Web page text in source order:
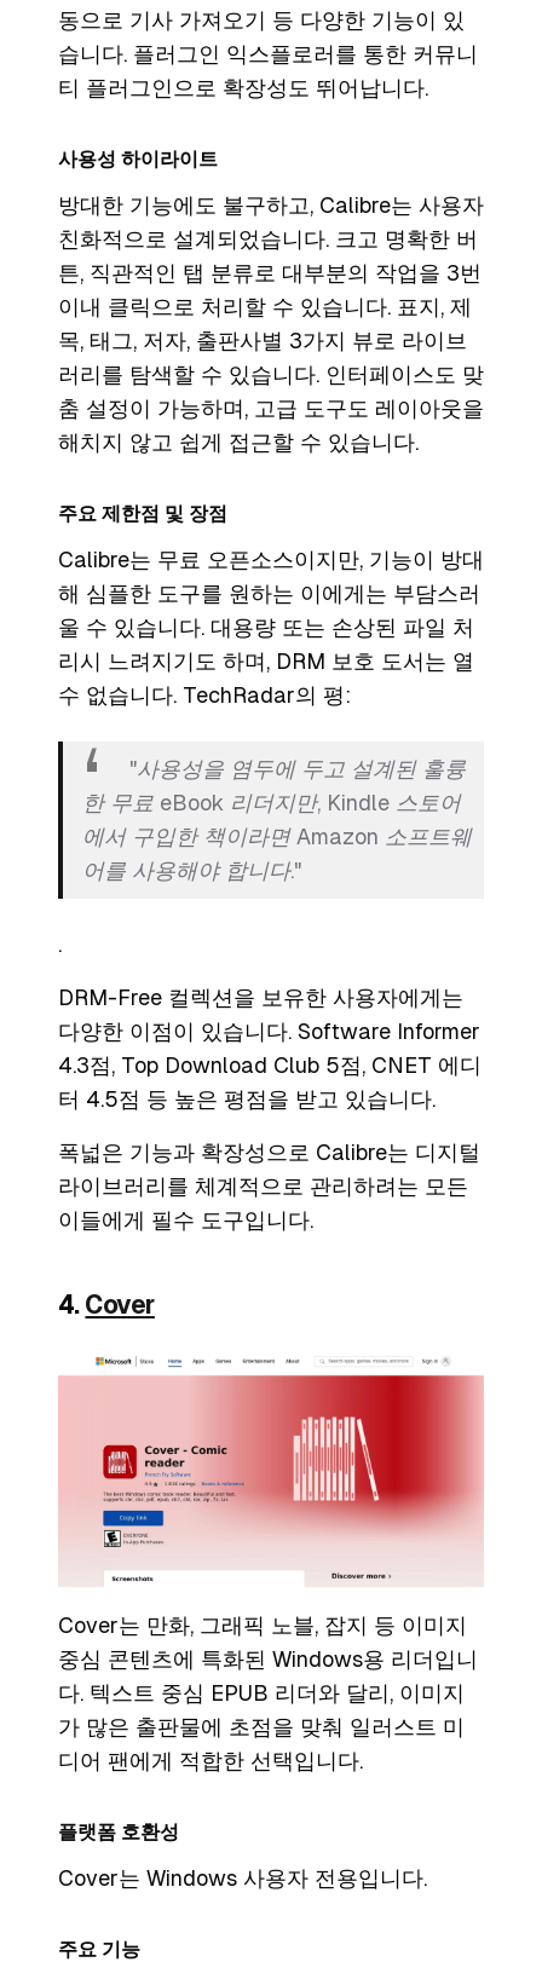
동으로 기사 가져오기 등 다양한 기능이 있
습니다. 플러그인 익스플로러를 통한 커뮤니
티 플러그인으로 확장성도 뛰어납니다.
사용성 하이라이트
방대한 기능에도 불구하고, Calibre는 사용자
친화적으로 설계되었습니다. 크고 명확한 버
튼, 직관적인 탭 분류로 대부분의 작업을 3번
이내 클릭으로 처리할 수 있습니다. 표지, 제
목, 태그, 저자, 출판사별 3가지 뷰로 라이브
러리를 탐색할 수 있습니다. 인터페이스도 맞
춤 설정이 가능하며, 고급 도구도 레이아웃을
해치지 않고 쉽게 접근할 수 있습니다.
주요 제한점 및 장점
Calibre는 무료 오픈소스이지만, 기능이 방대
해 심플한 도구를 원하는 이에게는 부담스러
울 수 있습니다. 대용량 또는 손상된 파일 처
리시 느려지기도 하며, DRM 보호 도서는 열
수 없습니다. TechRadar의 평:
"사용성을 염두에 두고 설계된 훌륭
한 무료 eBook 리더지만, Kindle 스토어
에서 구입한 책이라면 Amazon 소프트웨
어를 사용해야 합니다."
.
DRM-Free 컬렉션을 보유한 사용자에게는
다양한 이점이 있습니다. Software Informer
4.3점, Top Download Club 5점, CNET 에디
터 4.5점 등 높은 평점을 받고 있습니다.
폭넓은 기능과 확장성으로 Calibre는 디지털
라이브러리를 체계적으로 관리하려는 모든
이들에게 필수 도구입니다.
4. Cover
Cover는 만화, 그래픽 노블, 잡지 등 이미지
중심 콘텐츠에 특화된 Windows용 리더입니
다. 텍스트 중심 EPUB 리더와 달리, 이미지
가 많은 출판물에 초점을 맞춰 일러스트 미
디어 팬에게 적합한 선택입니다.
플랫폼 호환성
Cover는 Windows 사용자 전용입니다.
주요 기능